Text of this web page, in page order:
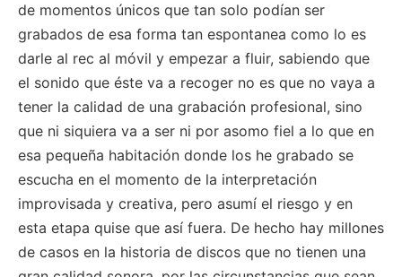
de momentos únicos que tan solo podían ser
grabados de esa forma tan espontanea como lo es
darle al rec al móvil y empezar a fluir, sabiendo que
el sonido que éste va a recoger no es que no vaya a
tener la calidad de una grabación profesional, sino
que ni siquiera va a ser ni por asomo fiel a lo que en
esa pequeña habitación donde los he grabado se
escucha en el momento de la interpretación
improvisada y creativa, pero asumí el riesgo y en
esta etapa quise que así fuera. De hecho hay millones
de casos en la historia de discos que no tienen una